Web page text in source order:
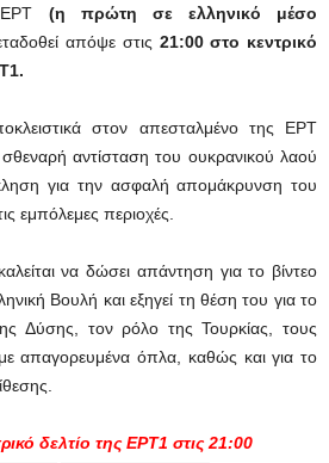
ΕΡΤ (η πρώτη σε ελληνικό μέσο
απόψε στις 21:00 στο κεντρικό
στον απεσταλμένο της ΕΡΤ
σθεναρή αντίσταση του ουκρανικού λαού
για την ασφαλή απομάκρυνση του
εμπόλεμες περιοχές.
να δώσει απάντηση για το βίντεο
Βουλή και εξηγεί τη θέση του για το
Δύσης, τον ρόλο της Τουρκίας, τους
απαγορευμένα όπλα, καθώς και για το
δελτίο της ΕΡΤ1 στις 21:00